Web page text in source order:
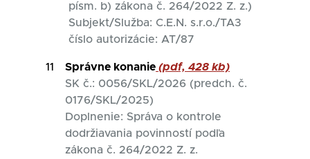
písm. b) zákona č. 264/2022 Z. z.)
Subjekt/Služba: C.E.N. s.r.o./TA3
číslo autorizácie: AT/87
11 Správne konanie (pdf, 428 kb)
SK č.: 0056/SKL/2026 (predch. č.
0176/SKL/2025)
Doplnenie: Správa o kontrole
dodržiavania povinností podľa
zákona č. 264/2022 Z. z.